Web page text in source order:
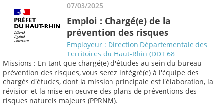
07/03/2025
Emploi : Chargé(e) de la
prévention des risques
Employeur : Direction Départementale des
Territoires du Haut-Rhin (DDT 68
Missions : En tant que chargé(e) d'études au sein du bureau
prévention des risques, vous serez intégré(e) à l'équipe des
chargés d'études, dont la mission principale est l'élaboration, la
révision et la mise en oeuvre des plans de préventions des
risques naturels majeurs (PPRNM).